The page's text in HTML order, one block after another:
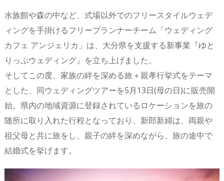
re
a
d
s
st
o
d
o
n
e
sk
y
m
bl
r
b
o
ar
d
n
d
ro
p.
io
水族館や森の中など、式場以外でのフリースタイルウェデ
ィングを手掛けるフリープランナーチーム「ウェディング
カフェ アンジェリカ」は、大分県を支援する新事業『ゆと
りっぷウェディング』を立ち上げました。
そしてこの度、家族の絆を深める旅＋親孝行挙式をテーマ
とした、同ウェディングツアーを5月13日(母の日)に販売開
始。県内の地域資源に登録されているロケーションを旅の
随所に取り入れた行程となっており、新郎新婦は、両親や
祖父母と共に旅をし、親子の絆を深めながら、旅の途中で
結婚式を挙げます。